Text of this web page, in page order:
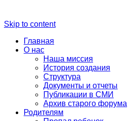
Skip to content
Главная
О нас
Наша миссия
История создания
Структура
Документы и отчеты
Публикации в СМИ
Архив старого форума
Родителям